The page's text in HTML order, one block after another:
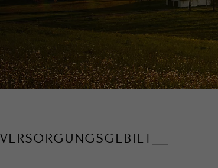
VERSOR­GUNGS­GE­BIET